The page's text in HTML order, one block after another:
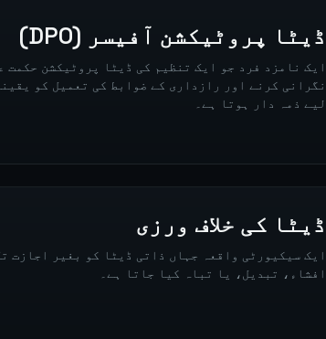
ڈیٹا پروٹیکشن آفیسر (DPO)
ایک نامزد فرد جو ایک تنظیم کی ڈیٹا پروٹیکشن حکمت
نگرانی کرنے اور رازداری کے ضوابط کی تعمیل کو
لیے ذمہ دار ہوتا ہے۔
ڈیٹا کی خلاف ورزی
ایک سیکیورٹی واقعہ جہاں ذاتی ڈیٹا کو بغیر اجازت
افشاء، تبدیل، یا تباہ کیا جاتا ہے۔